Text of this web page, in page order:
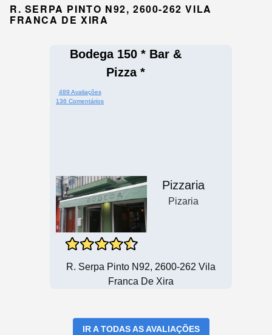
R. SERPA PINTO N92, 2600-262 VILA
FRANCA DE XIRA
Bodega 150 * Bar &
Pizza *
489 Avaliações
136 Comentários
Pizzaria
Pizaria
R. Serpa Pinto N92, 2600-262 Vila
Franca De Xira
IR A TODAS AS AVALIAÇÕES